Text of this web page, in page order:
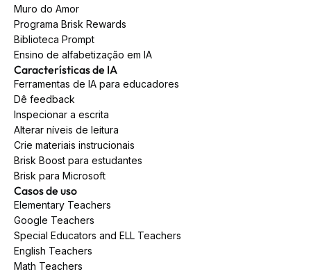
Muro do Amor
Programa Brisk Rewards
Biblioteca Prompt
Ensino de alfabetização em IA
Características de IA
Ferramentas de IA para educadores
Dê feedback
Inspecionar a escrita
Alterar níveis de leitura
Crie materiais instrucionais
Brisk Boost para estudantes
Brisk para Microsoft
Casos de uso
Elementary Teachers
Google Teachers
Special Educators and ELL Teachers
English Teachers
Math Teachers